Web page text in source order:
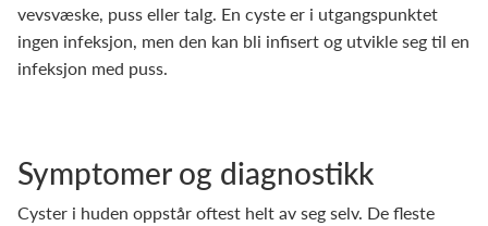
vevsvæske, puss eller talg. En cyste er i utgangspunktet
ingen infeksjon, men den kan bli infisert og utvikle seg til en
infeksjon med puss.
Symptomer og diagnostikk
Cyster i huden oppstår oftest helt av seg selv. De fleste